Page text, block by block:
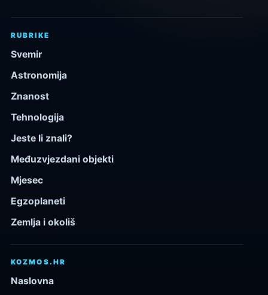
RUBRIKE
Svemir
Astronomija
Znanost
Tehnologija
Jeste li znali?
Međuzvjezdani objekti
Mjesec
Egzoplaneti
Zemlja i okoliš
KOZMOS.HR
Naslovna